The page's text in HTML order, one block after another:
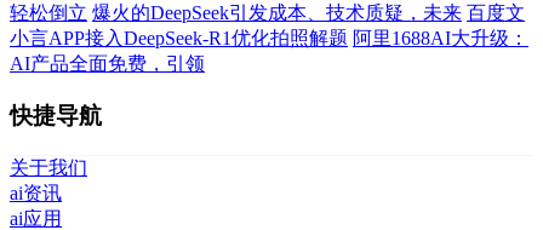
轻松倒立 爆火的DeepSeek引发成本、技术质疑，未来 百度文
小言APP接入DeepSeek-R1优化拍照解题 阿里1688AI大升级：
AI产品全面免费，引领
快捷导航
关于我们
ai资讯
ai应用